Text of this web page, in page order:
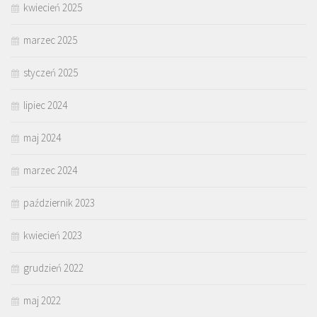
kwiecień 2025
marzec 2025
styczeń 2025
lipiec 2024
maj 2024
marzec 2024
październik 2023
kwiecień 2023
grudzień 2022
maj 2022